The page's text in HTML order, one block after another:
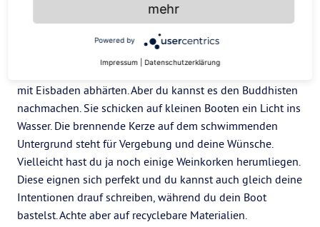
4. Ab ins Wasser
mit Eisbaden abhärten. Aber du kannst es den Buddhisten
nachmachen. Sie schicken auf kleinen Booten ein Licht ins
Wasser. Die brennende Kerze auf dem schwimmenden
Untergrund steht für Vergebung und deine Wünsche.
Vielleicht hast du ja noch einige Weinkorken herumliegen.
Diese eignen sich perfekt und du kannst auch gleich deine
Intentionen drauf schreiben, während du dein Boot
bastelst. Achte aber auf recyclebare Materialien.
mehr
Powered by
Impressum Datenschutzerklärung